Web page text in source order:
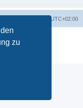
zu
UTC+02:00